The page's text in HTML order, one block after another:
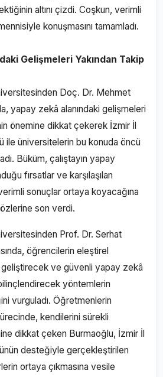
altını çizdi. Coşkun, verimli
konuşmasını tamamladı.
Gelişmeleri Yakından Takip
Doç. Dr. Mehmet
yapay zekâ alanındaki gelişmeleri
önemine dikkat çekerek İzmir İl
ile üniversitelerin bu konuda öncü
Büküm, çalıştayın yapay
fırsatlar ve karşılaşılan
sonuçlar ortaya koyacağına
son verdi.
Prof. Dr. Serhat
öğrencilerin eleştirel
ve güvenli yapay zekâ
yöntemlerin
vurguladı. Öğretmenlerin
kendilerini sürekli
dikkat çeken Burmaoğlu, İzmir İl
desteğiyle gerçekleştirilen
ortaya çıkmasına vesile